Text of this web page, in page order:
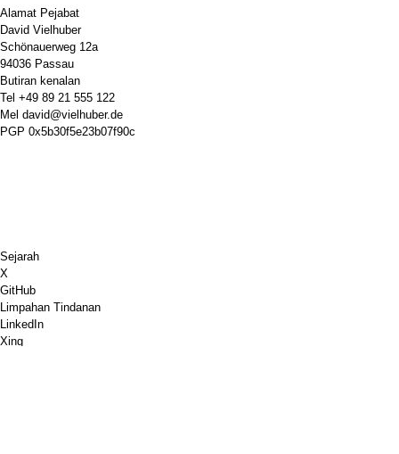
Alamat Pejabat
David Vielhuber
Schönauerweg 12a
94036 Passau
Butiran kenalan
Tel +49 89 21 555 122
Mel david@vielhuber.de
PGP 0x5b30f5e23b07f90c
Sejarah
X
GitHub
Limpahan Tindanan
LinkedIn
Xing